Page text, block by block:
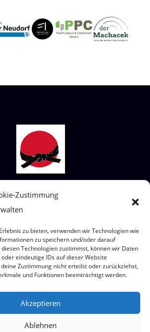
Zustimmung
zu bieten, verwenden wir Technologien wie
zu speichern und/oder darauf
Technologien zustimmst, können wir Daten
eindeutige IDs auf dieser Website
Zustimmung nicht erteilst oder zurückziehst,
und Funktionen beeinträchtigt werden.
Akzeptieren
Ablehnen
SHIAI-DO
Judoverein für alle Altersklassen
1/3, 2351 Wiener Neudorf
Judoteam SHIAI-DO